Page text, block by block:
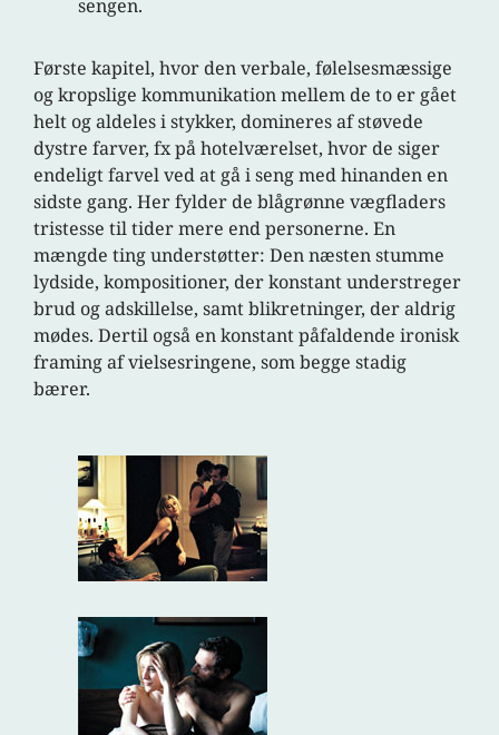
sengen.
Første kapitel, hvor den verbale, følelsesmæssige
og kropslige kommunikation mellem de to er gået
helt og aldeles i stykker, domineres af støvede
dystre farver, fx på hotelværelset, hvor de siger
endeligt farvel ved at gå i seng med hinanden en
sidste gang. Her fylder de blågrønne vægfladers
tristesse til tider mere end personerne. En
mængde ting understøtter: Den næsten stumme
lydside, kompositioner, der konstant understreger
brud og adskillelse, samt blikretninger, der aldrig
mødes. Dertil også en konstant påfaldende ironisk
framing af vielsesringene, som begge stadig
bærer.